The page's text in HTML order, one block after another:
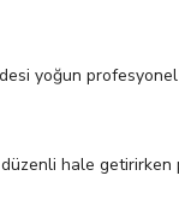
yoğun
düzenli hale